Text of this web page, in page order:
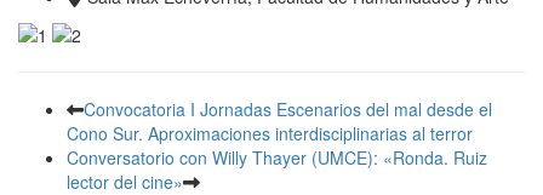
Convocatoria I Jornadas Escenarios del mal desde el
Cono Sur. Aproximaciones interdisciplinarias al terror
Conversatorio con Willy Thayer (UMCE): «Ronda. Ruiz
lector del cine»